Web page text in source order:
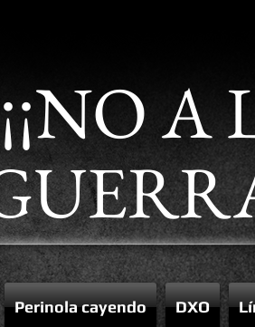
A
Perinola cayendo DXO